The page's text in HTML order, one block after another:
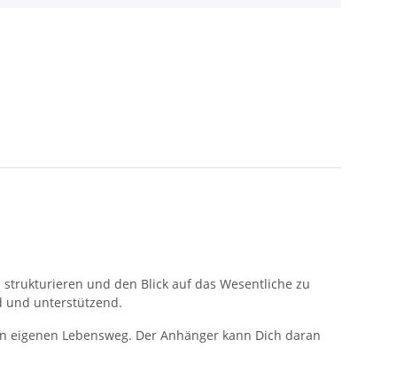
und den Blick auf das Wesentliche zu
und unterstützend.
Lebensweg. Der Anhänger kann Dich daran